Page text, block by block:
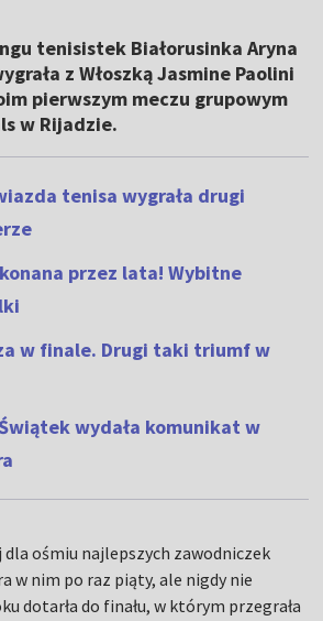
tenisistek Białorusinka Aryna
z Włoszką Jasmine Paolini
pierwszym meczu grupowym
w Rijadzie.
tenisa wygrała drugi
przez lata! Wybitne
w finale. Drugi taki triumf w
wydała komunikat w
ośmiu najlepszych zawodniczek
w nim po raz piąty, ale nigdy nie
dotarła do finału, w którym przegrała